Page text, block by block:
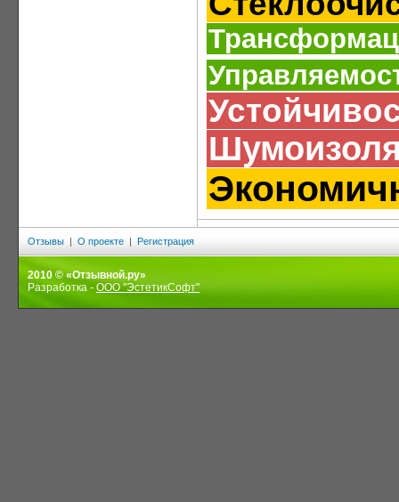
Отзывы | О проекте | Регистрация
2010 © «Отзывной.ру»
Разработка - ООО "ЭстетикСофт"